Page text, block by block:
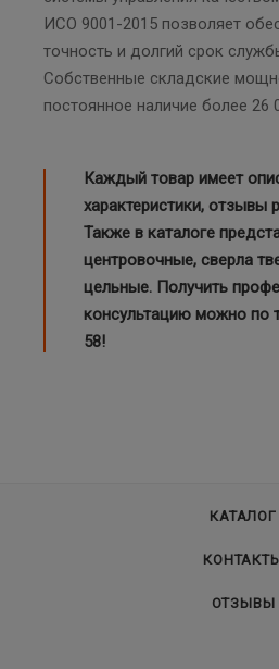
ИСО 9001-2015 позволяет
точность и долгий срок
Собственные складские
постоянное наличие более 26
Каждый товар имеет
характеристики, отзывы
Также в каталоге
центровочные, сверла
цельные. Получить
консультацию можно по
58!
КАТАЛОГ
ОТЗЫВЫ